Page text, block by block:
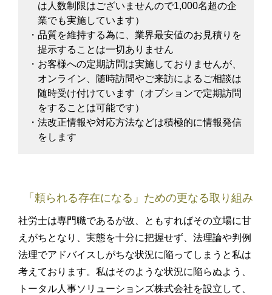
は人数制限はございませんので1,000名超の企
業でも実施しています）
・品質を維持する為に、業界最安値のお見積りを
提示することは一切ありません
・お客様への定期訪問は実施しておりませんが、
オンライン、随時訪問やご来訪によるご相談は
随時受け付けています（オプションで定期訪問
をすることは可能です）
・法改正情報や対応方法などは積極的に情報発信
をします
「頼られる存在になる」ための更なる取り組み
社労士は専門職であるが故、ともすればその立場に甘
えがちとなり、実態を十分に把握せず、法理論や判例
法理でアドバイスしがちな状況に陥ってしまうと私は
考えております。私はそのような状況に陥らぬよう、
トータル人事ソリューションズ株式会社を設立して、